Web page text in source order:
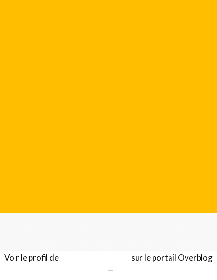
Voir le profil de sur le portail Overblog